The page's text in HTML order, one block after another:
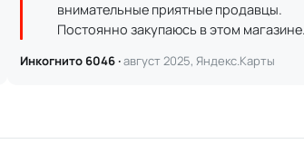
внимательные приятные продавцы.
Постоянно закупаюсь в этом магазине.
Инкогнито 6046 ·август 2025, Яндекс.Карты